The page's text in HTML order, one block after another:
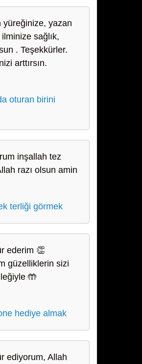
yüreğinize, yazan
sağlık,
. Teşekkürler.
arttırsın.
oturan birini
inşallah tez
razı olsun amin
terliği görmek
ederim 👏
güzelliklerin sizi
🤲
hediye almak
ediyorum, Allah